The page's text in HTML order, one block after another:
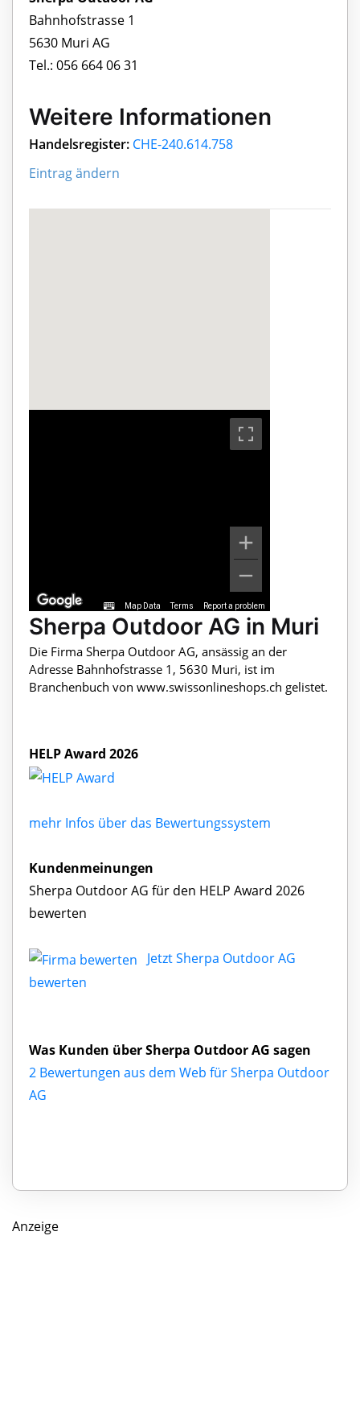
Bahnhofstrasse 1
5630 Muri AG
Tel.: 056 664 06 31
Weitere Informationen
Handelsregister: CHE-240.614.758
Eintrag ändern
Map Data Terms Report a problem
Sherpa Outdoor AG in Muri
Die Firma Sherpa Outdoor AG, ansässig an der
Adresse Bahnhofstrasse 1, 5630 Muri, ist im
Branchenbuch von www.swissonlineshops.ch gelistet.
HELP Award 2026
mehr Infos über das Bewertungssystem
Kundenmeinungen
Sherpa Outdoor AG für den HELP Award 2026
bewerten
Jetzt Sherpa Outdoor AG
bewerten
Was Kunden über Sherpa Outdoor AG sagen
2 Bewertungen aus dem Web für Sherpa Outdoor
AG
Anzeige